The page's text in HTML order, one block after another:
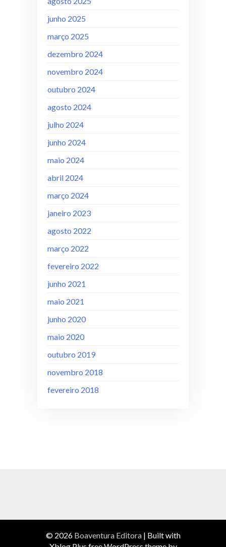
junho 2025
março 2025
dezembro 2024
novembro 2024
outubro 2024
agosto 2024
julho 2024
junho 2024
maio 2024
abril 2024
março 2024
janeiro 2023
agosto 2022
março 2022
fevereiro 2022
junho 2021
maio 2021
junho 2020
maio 2020
outubro 2019
novembro 2018
fevereiro 2018
© 2026 Boaventura Editora | Built with